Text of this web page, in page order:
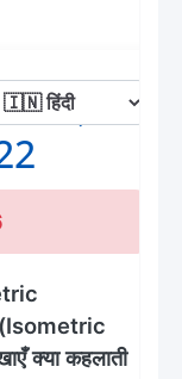
प्रथम
(Isometric
क्या कहलाती